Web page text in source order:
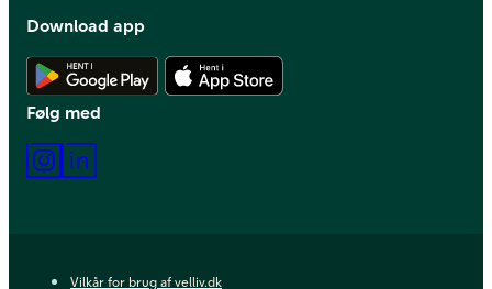
Download app
Hent Android app
Følg med
Instagram
Vilkår for brug af velliv.dk